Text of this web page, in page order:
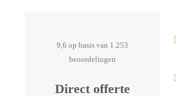
9,6 op basis van 1.253
beoordelingen
Direct offerte